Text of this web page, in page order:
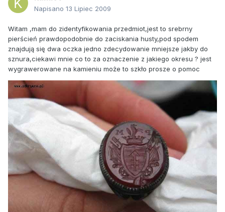
Napisano 13 Lipiec 2009
Witam ,mam do zidentyfikowania przedmiot,jest to srebrny
pierścień prawdopodobnie do zaciskania husty,pod spodem
znajdują się dwa oczka jedno zdecydowanie mniejsze jakby do
sznura,ciekawi mnie co to za oznaczenie z jakiego okresu ? jest
wygrawerowane na kamieniu może to szkło prosze o pomoc